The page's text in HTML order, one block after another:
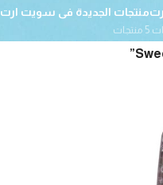
منتجات الجديدة فى سويت ارت
5 منتجات